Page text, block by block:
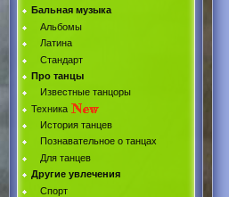
Бальная музыка
Альбомы
Латина
Стандарт
Про танцы
Известные танцоры
Техника
История танцев
Познавательное о танцах
Для танцев
Другие увлечения
Спорт